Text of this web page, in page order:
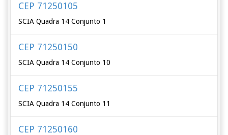
CEP 71250105
SCIA Quadra 14 Conjunto 1
CEP 71250150
SCIA Quadra 14 Conjunto 10
CEP 71250155
SCIA Quadra 14 Conjunto 11
CEP 71250160